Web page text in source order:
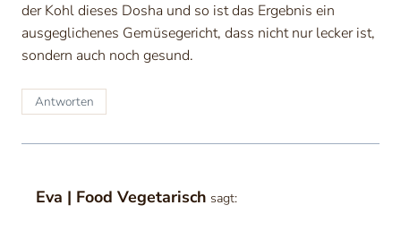
der Kohl dieses Dosha und so ist das Ergebnis ein
ausgeglichenes Gemüsegericht, dass nicht nur lecker ist,
sondern auch noch gesund.
Antworten
Eva | Food Vegetarisch sagt: